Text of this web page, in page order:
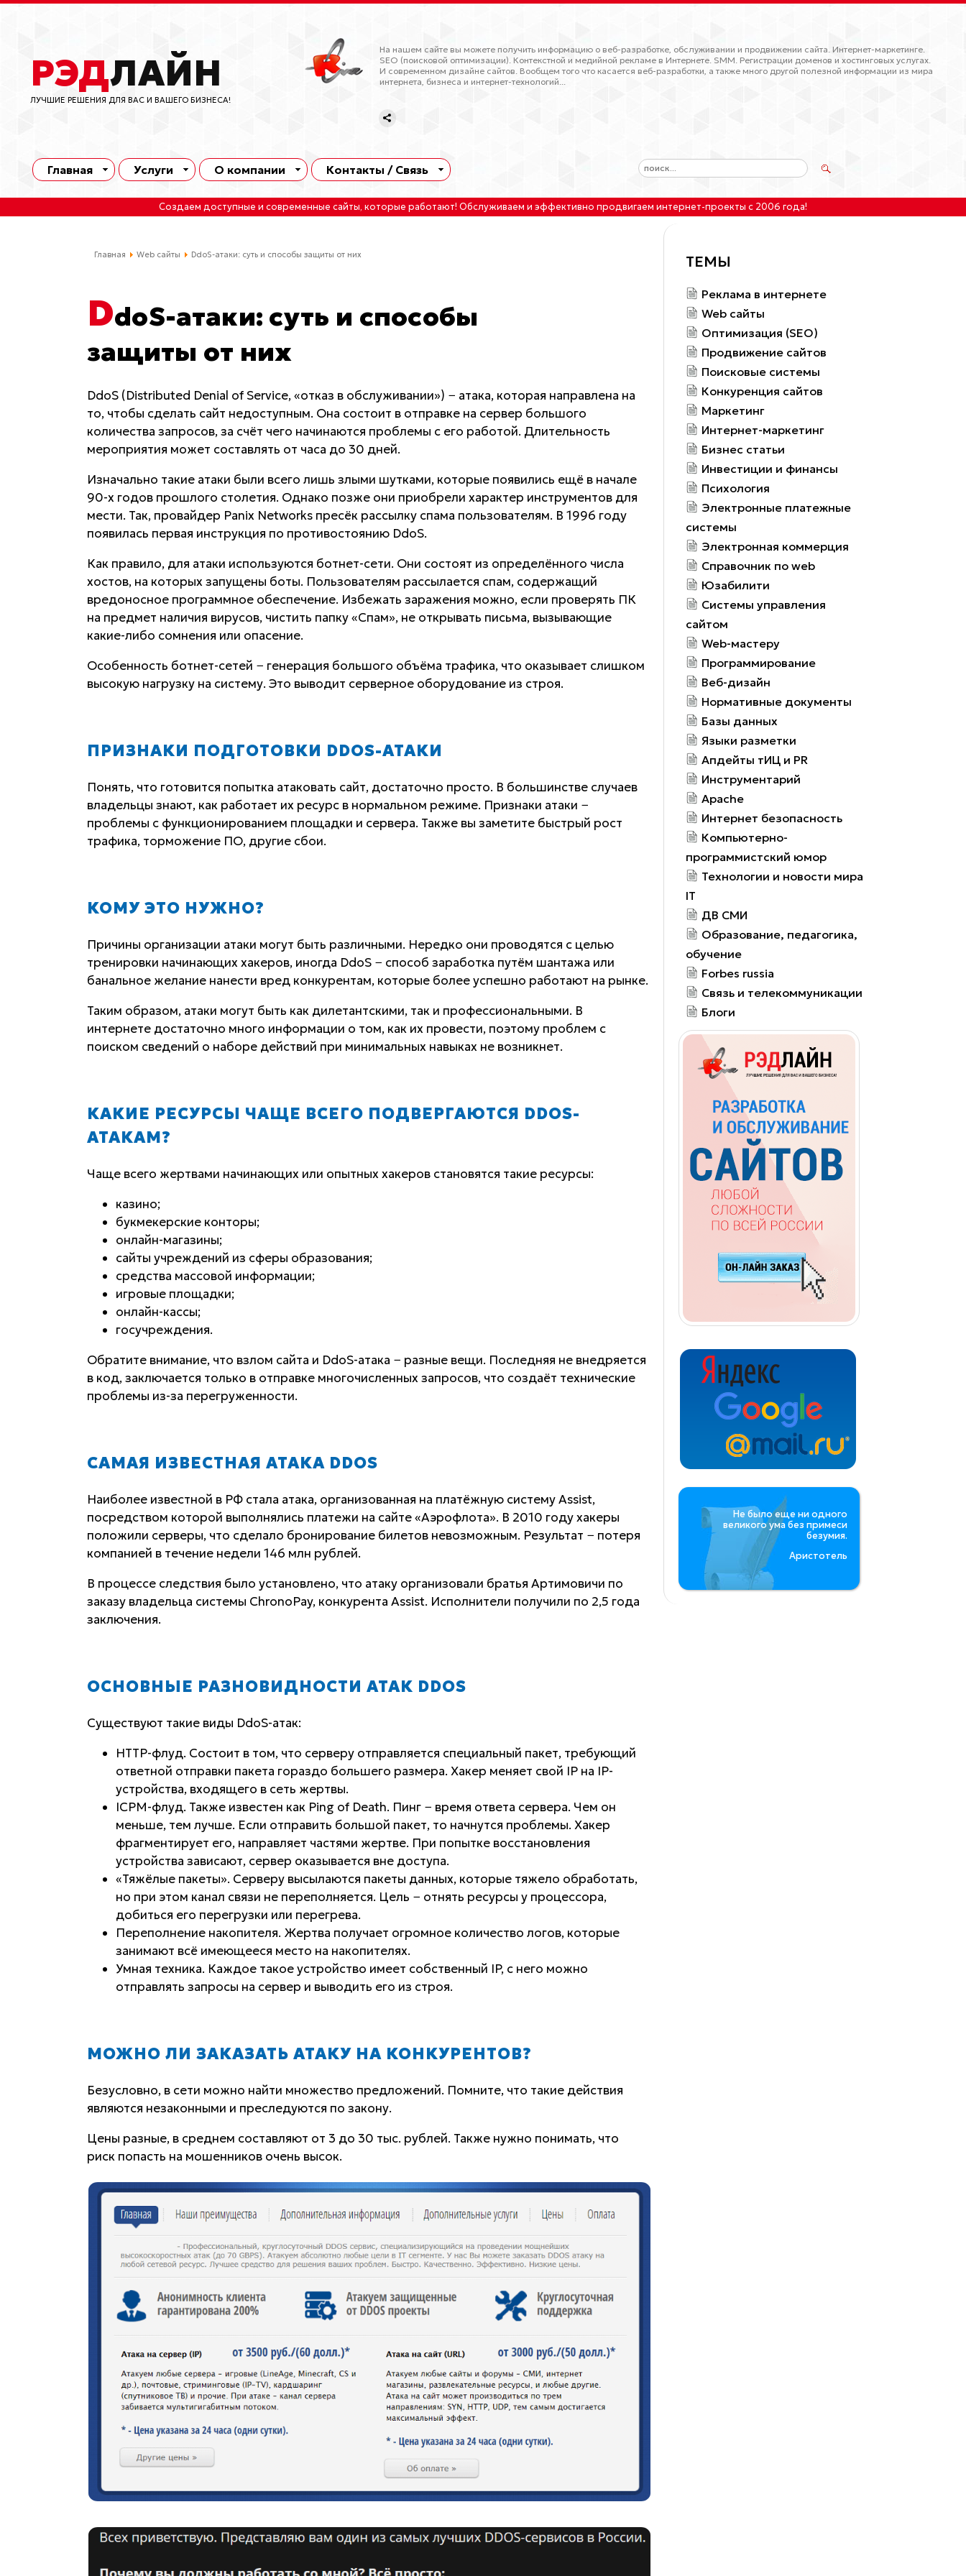
РЭДЛАЙН
ЛУЧШИЕ РЕШЕНИЯ ДЛЯ ВАС И ВАШЕГО БИЗНЕСА!
На нашем сайте вы можете получить информацию о веб-разработке, обслуживании и продвижении сайта. Интернет-маркетинге.
SEO (поисковой оптимизации). Контекстной и медийной рекламе в Интернете. SMM. Регистрации доменов и хостинговых услугах.
И современном дизайне сайтов. Вообщем того что касается веб-разработки, а также много другой полезной информации из мира
интернета, бизнеса и интернет-технологий...
Главная Услуги О компании Контакты / Связь
Создаем доступные и современные сайты, которые работают! Обслуживаем и эффективно продвигаем интернет-проекты с 2006 года!
Главная Web сайты DdoS-атаки: суть и способы защиты от них
DdoS-атаки: суть и способы
защиты от них
DdoS (Distributed Denial of Service, «отказ в обслуживании») − атака, которая направлена на
то, чтобы сделать сайт недоступным. Она состоит в отправке на сервер большого
количества запросов, за счёт чего начинаются проблемы с его работой. Длительность
мероприятия может составлять от часа до 30 дней.
Изначально такие атаки были всего лишь злыми шутками, которые появились ещё в начале
90-х годов прошлого столетия. Однако позже они приобрели характер инструментов для
мести. Так, провайдер Panix Networks пресёк рассылку спама пользователям. В 1996 году
появилась первая инструкция по противостоянию DdoS.
Как правило, для атаки используются ботнет-сети. Они состоят из определённого числа
хостов, на которых запущены боты. Пользователям рассылается спам, содержащий
вредоносное программное обеспечение. Избежать заражения можно, если проверять ПК
на предмет наличия вирусов, чистить папку «Спам», не открывать письма, вызывающие
какие-либо сомнения или опасение.
Особенность ботнет-сетей − генерация большого объёма трафика, что оказывает слишком
высокую нагрузку на систему. Это выводит серверное оборудование из строя.
ПРИЗНАКИ ПОДГОТОВКИ DDOS-АТАКИ
Понять, что готовится попытка атаковать сайт, достаточно просто. В большинстве случаев
владельцы знают, как работает их ресурс в нормальном режиме. Признаки атаки −
проблемы с функционированием площадки и сервера. Также вы заметите быстрый рост
трафика, торможение ПО, другие сбои.
КОМУ ЭТО НУЖНО?
Причины организации атаки могут быть различными. Нередко они проводятся с целью
тренировки начинающих хакеров, иногда DdoS − способ заработка путём шантажа или
банальное желание нанести вред конкурентам, которые более успешно работают на рынке.
Таким образом, атаки могут быть как дилетантскими, так и профессиональными. В
интернете достаточно много информации о том, как их провести, поэтому проблем с
поиском сведений о наборе действий при минимальных навыках не возникнет.
КАКИЕ РЕСУРСЫ ЧАЩЕ ВСЕГО ПОДВЕРГАЮТСЯ DDOS-
АТАКАМ?
Чаще всего жертвами начинающих или опытных хакеров становятся такие ресурсы:
казино;
букмекерские конторы;
онлайн-магазины;
сайты учреждений из сферы образования;
средства массовой информации;
игровые площадки;
онлайн-кассы;
госучреждения.
Обратите внимание, что взлом сайта и DdoS-атака − разные вещи. Последняя не внедряется
в код, заключается только в отправке многочисленных запросов, что создаёт технические
проблемы из-за перегруженности.
САМАЯ ИЗВЕСТНАЯ АТАКА DDOS
Наиболее известной в РФ стала атака, организованная на платёжную систему Assist,
посредством которой выполнялись платежи на сайте «Аэрофлота». В 2010 году хакеры
положили серверы, что сделало бронирование билетов невозможным. Результат − потеря
компанией в течение недели 146 млн рублей.
В процессе следствия было установлено, что атаку организовали братья Артимовичи по
заказу владельца системы ChronoPay, конкурента Assist. Исполнители получили по 2,5 года
заключения.
ОСНОВНЫЕ РАЗНОВИДНОСТИ АТАК DDOS
Существуют такие виды DdoS-атак:
HTTP-флуд. Состоит в том, что серверу отправляется специальный пакет, требующий
ответной отправки пакета гораздо большего размера. Хакер меняет свой IP на IP-
устройства, входящего в сеть жертвы.
ICPM-флуд. Также известен как Ping of Death. Пинг − время ответа сервера. Чем он
меньше, тем лучше. Если отправить большой пакет, то начнутся проблемы. Хакер
фрагментирует его, направляет частями жертве. При попытке восстановления
устройства зависают, сервер оказывается вне доступа.
«Тяжёлые пакеты». Серверу высылаются пакеты данных, которые тяжело обработать,
но при этом канал связи не переполняется. Цель − отнять ресурсы у процессора,
добиться его перегрузки или перегрева.
Переполнение накопителя. Жертва получает огромное количество логов, которые
занимают всё имеющееся место на накопителях.
Умная техника. Каждое такое устройство имеет собственный IP, с него можно
отправлять запросы на сервер и выводить его из строя.
МОЖНО ЛИ ЗАКАЗАТЬ АТАКУ НА КОНКУРЕНТОВ?
Безусловно, в сети можно найти множество предложений. Помните, что такие действия
являются незаконными и преследуются по закону.
Цены разные, в среднем составляют от 3 до 30 тыс. рублей. Также нужно понимать, что
риск попасть на мошенников очень высок.
ТЕМЫ
Реклама в интернете
Web сайты
Оптимизация (SEO)
Продвижение сайтов
Поисковые системы
Конкуренция сайтов
Маркетинг
Интернет-маркетинг
Бизнес статьи
Инвестиции и финансы
Психология
Электронные платежные
системы
Электронная коммерция
Справочник по web
Юзабилити
Системы управления
сайтом
Web-мастеру
Программирование
Веб-дизайн
Нормативные документы
Базы данных
Языки разметки
Апдейты тИЦ и PR
Инструментарий
Apache
Интернет безопасность
Компьютерно-
программистский юмор
Технологии и новости мира
IT
ДВ СМИ
Образование, педагогика,
обучение
Forbes russia
Связь и телекоммуникации
Блоги
Не было еще ни одного
великого ума без примеси
безумия.
Аристотель